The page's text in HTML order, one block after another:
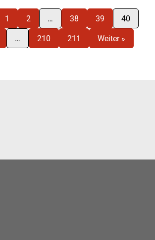
1 2 … 38 39 40
… 210 211 Weiter »